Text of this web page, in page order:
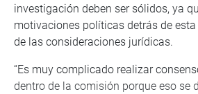
investigación deben ser sólidos, ya
motivaciones políticas detrás de
de las consideraciones jurídicas.
“Es muy complicado realizar
dentro de la comisión porque eso se